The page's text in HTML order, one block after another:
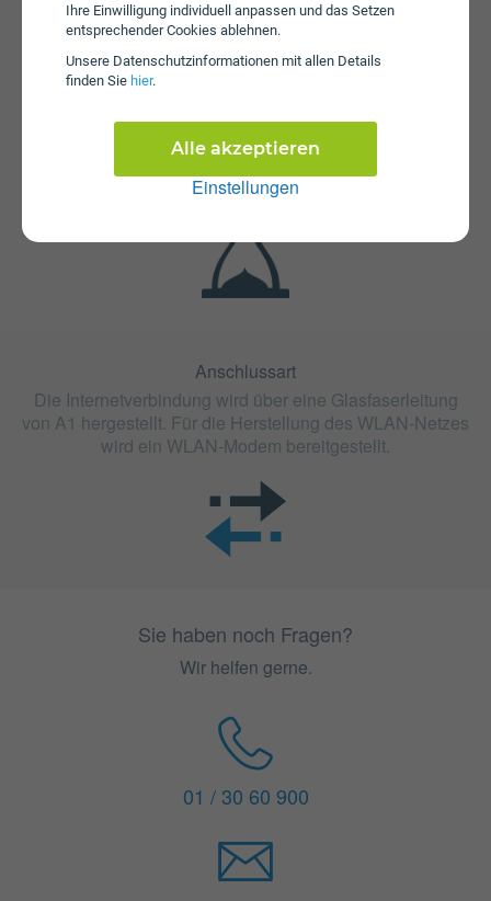
Ihre Einwilligung individuell anpassen und das Setzen
entsprechender Cookies ablehnen.
Unsere Daten­schutz­informationen mit allen Details
finden Sie hier.
Einstellungen
Alle akzeptieren
Die Vertragslaufzeit bei A1 Glasfaser Internet 250 beträgt
24 Monate. Die Kündigungsfrist beträgt 1 Monat.
Anschlussart
Die Internetverbindung wird über eine Glasfaserleitung
von A1 hergestellt. Für die Herstellung des WLAN-Netzes
wird ein WLAN-Modem bereitgestellt.
Sie haben noch Fragen?
Wir helfen gerne.
01 / 30 60 900